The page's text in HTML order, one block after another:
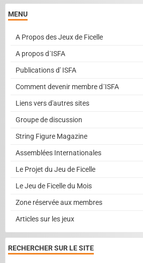
MENU
A Propos des Jeux de Ficelle
A propos d´ISFA
Publications d' ISFA
Comment devenir membre d´ISFA
Liens vers d'autres sites
Groupe de discussion
String Figure Magazine
Assemblées Internationales
Le Projet du Jeu de Ficelle
Le Jeu de Ficelle du Mois
Zone réservée aux membres
Articles sur les jeux
RECHERCHER SUR LE SITE